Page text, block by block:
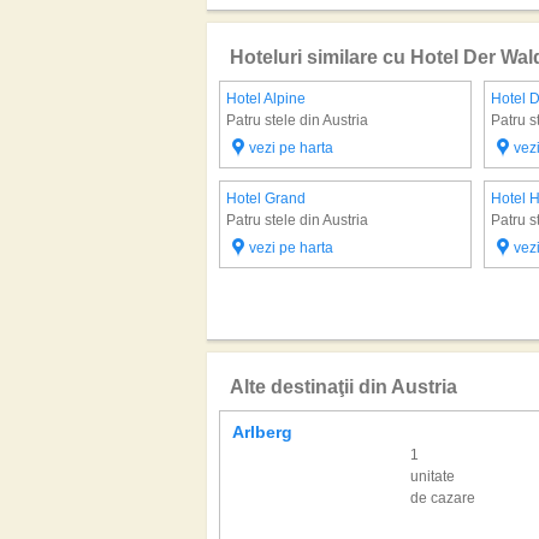
Hoteluri similare cu Hotel Der
Hotel Alpine
Patru stele din Austria
vezi pe harta
Hotel
Patru
Hotel Grand
Patru stele din Austria
vezi pe harta
Hotel
Patru
Alte destinaţii din Austria
Arlberg
1
unitate
de cazare